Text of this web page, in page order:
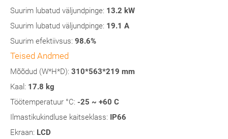
Suurim lubatud väljundpinge: 13.2 kW
Suurim lubatud väljundpinge: 19.1 A
Suurim efektiivsus: 98.6%
Teised Andmed
Mõõdud (W*H*D): 310*563*219 mm
Kaal: 17.8 kg
Töötemperatuur °C: -25 ~ +60 C
Ilmastikukindluse kaitseklass: IP66
Ekraan: LCD